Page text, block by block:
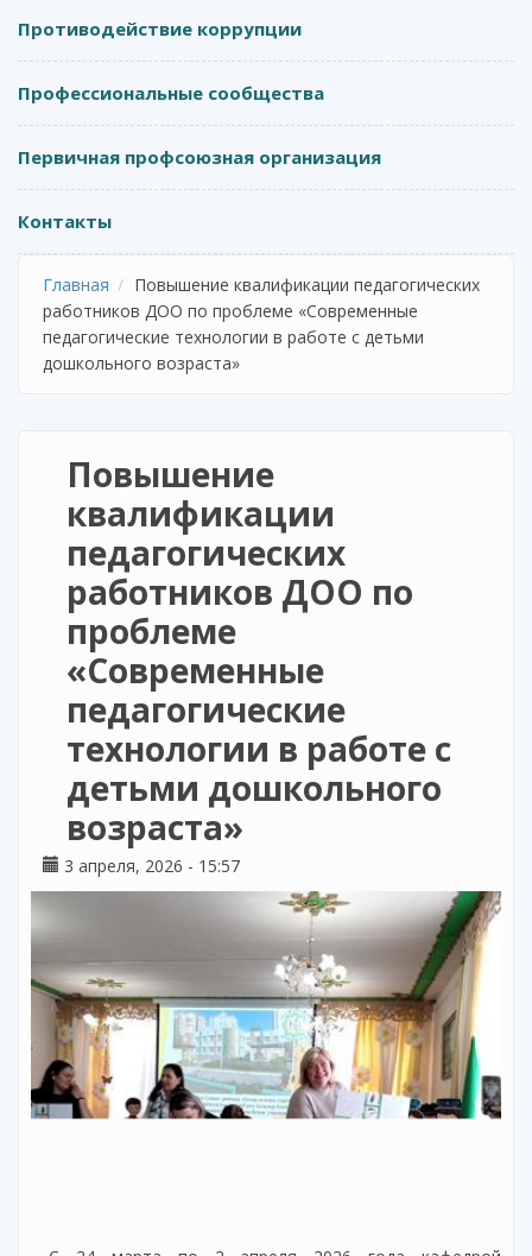
Противодействие коррупции
Профессиональные сообщества
Первичная профсоюзная организация
Контакты
Главная
Повышение квалификации педагогических
работников ДОО по проблеме «Современные
педагогические технологии в работе с детьми
дошкольного возраста»
Повышение
квалификации
педагогических
работников ДОО по
проблеме
«Современные
педагогические
технологии в работе с
детьми дошкольного
возраста»
3 апреля, 2026 - 15:57